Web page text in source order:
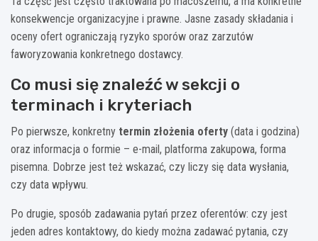
konsekwencje organizacyjne i prawne. Jasne zasady składania i
oceny ofert ograniczają ryzyko sporów oraz zarzutów
faworyzowania konkretnego dostawcy.
Co musi się znaleźć w sekcji o
terminach i kryteriach
Po pierwsze, konkretny termin złożenia oferty (data i godzina)
oraz informacja o formie – e-mail, platforma zakupowa, forma
pisemna. Dobrze jest też wskazać, czy liczy się data wysłania,
czy data wpływu.
Po drugie, sposób zadawania pytań przez oferentów: czy jest
jeden adres kontaktowy, do kiedy można zadawać pytania, czy